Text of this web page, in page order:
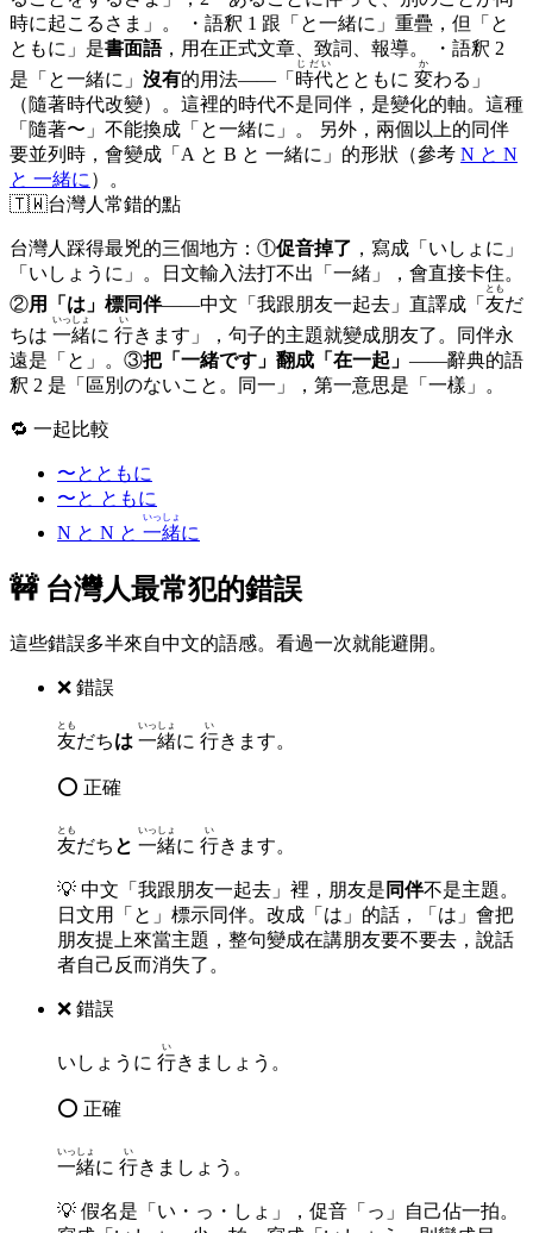
時に起こるさま」。 ・語釈 1 跟「と一緒に」重疊，但「と
ともに」是書面語，用在正式文章、致詞、報導。 ・語釈 2
是「と一緒に」 沒有的用法——「 時代
じだい
とともに 変
か
わる」
（隨著時代改變）。這裡的時代不是同伴，是變化的軸。這種
「隨著〜」不能換成「と一緒に」。 另外，兩個以上的同伴
要並列時，會變成「A と B と 一緒に」的形狀（參考 N と N
と 一緒に ）。
🇹🇼台灣人常錯的點
台灣人踩得最兇的三個地方：①促音掉了 ，寫成「いしょに」
「いしょうに」。日文輸入法打不出「一緒」，會直接卡住。
②用「は」標同伴——中文「我跟朋友一起去」直譯成「 友
とも
だ
ちは 一緒
いっしょ
に 行
い
きます」，句子的主題就變成朋友了。同伴永
遠是「と」。③把「一緒です」翻成「在一起」 ——辭典的語
釈 2 是「區別のないこと。同一」，第一意思是「一樣」。
🔁 一起比較
〜とともに
〜と ともに
N と N と 一緒
いっしょ
に
🚧 台灣人最常犯的錯誤
這些錯誤多半來自中文的語感。看過一次就能避開。
❌ 錯誤
友
とも
だちは 一緒
いっしょ
に 行
い
きます。
⭕ 正確
友
とも
だち と 一緒
いっしょ
に 行
い
きます。
💡 中文「我跟朋友一起去」裡，朋友是 同伴不是主題。
日文用「と」標示同伴。改成「は」的話，「は」會把
朋友提上來當主題，整句變成在講朋友要不要去，說話
者自己反而消失了。
❌ 錯誤
いしょうに 行
い
きましょう。
⭕ 正確
一緒
いっしょ
に 行
い
きましょう。
💡 假名是「い・っ・しょ」，促音「っ」自己佔一拍。